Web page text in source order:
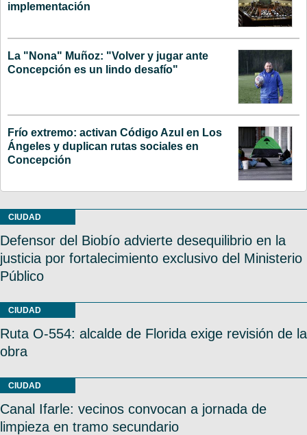
implementación
La "Nona" Muñoz: "Volver y jugar ante
Concepción es un lindo desafío"
Frío extremo: activan Código Azul en Los
Ángeles y duplican rutas sociales en
Concepción
CIUDAD
Defensor del Biobío advierte desequilibrio en la
justicia por fortalecimiento exclusivo del Ministerio
Público
CIUDAD
Ruta O-554: alcalde de Florida exige revisión de la
obra
CIUDAD
Canal Ifarle: vecinos convocan a jornada de
limpieza en tramo secundario